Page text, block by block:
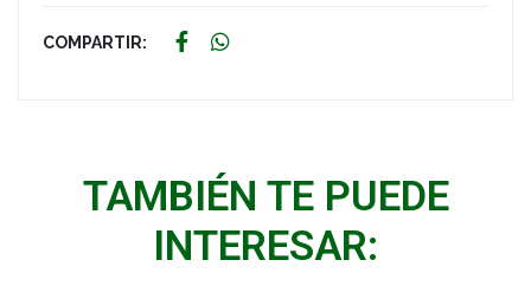
COMPARTIR:
TAMBIÉN TE PUEDE
INTERESAR: